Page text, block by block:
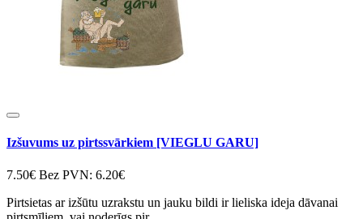
Izšuvums uz pirtssvārkiem [VIEGLU GARU]
7.50€ Bez PVN: 6.20€
Pirtsietas ar izšūtu uzrakstu un jauku bildi ir lieliska ideja dāvanai